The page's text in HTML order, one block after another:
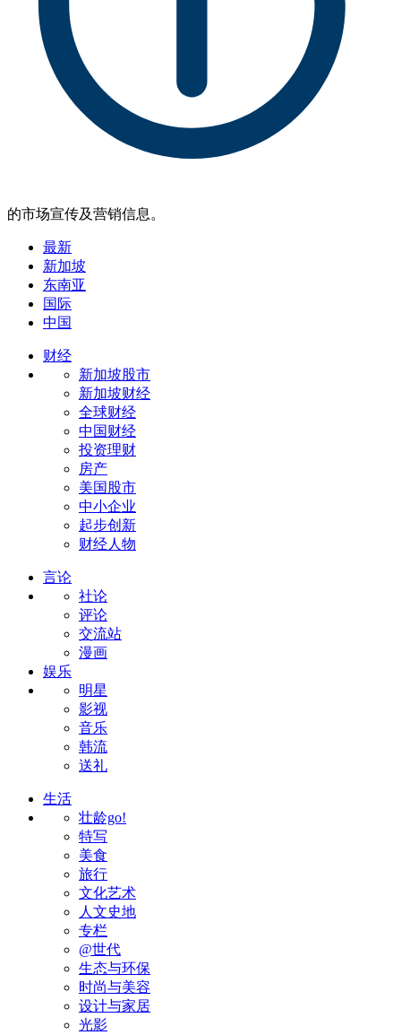
的市场宣传及营销信息。
最新
新加坡
东南亚
国际
中国
财经
新加坡股市
新加坡财经
全球财经
中国财经
投资理财
房产
美国股市
中小企业
起步创新
财经人物
言论
社论
评论
交流站
漫画
娱乐
明星
影视
音乐
韩流
送礼
生活
壮龄go!
特写
美食
旅行
文化艺术
人文史地
专栏
@世代
生态与环保
时尚与美容
设计与家居
光影